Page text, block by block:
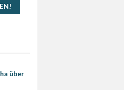
über